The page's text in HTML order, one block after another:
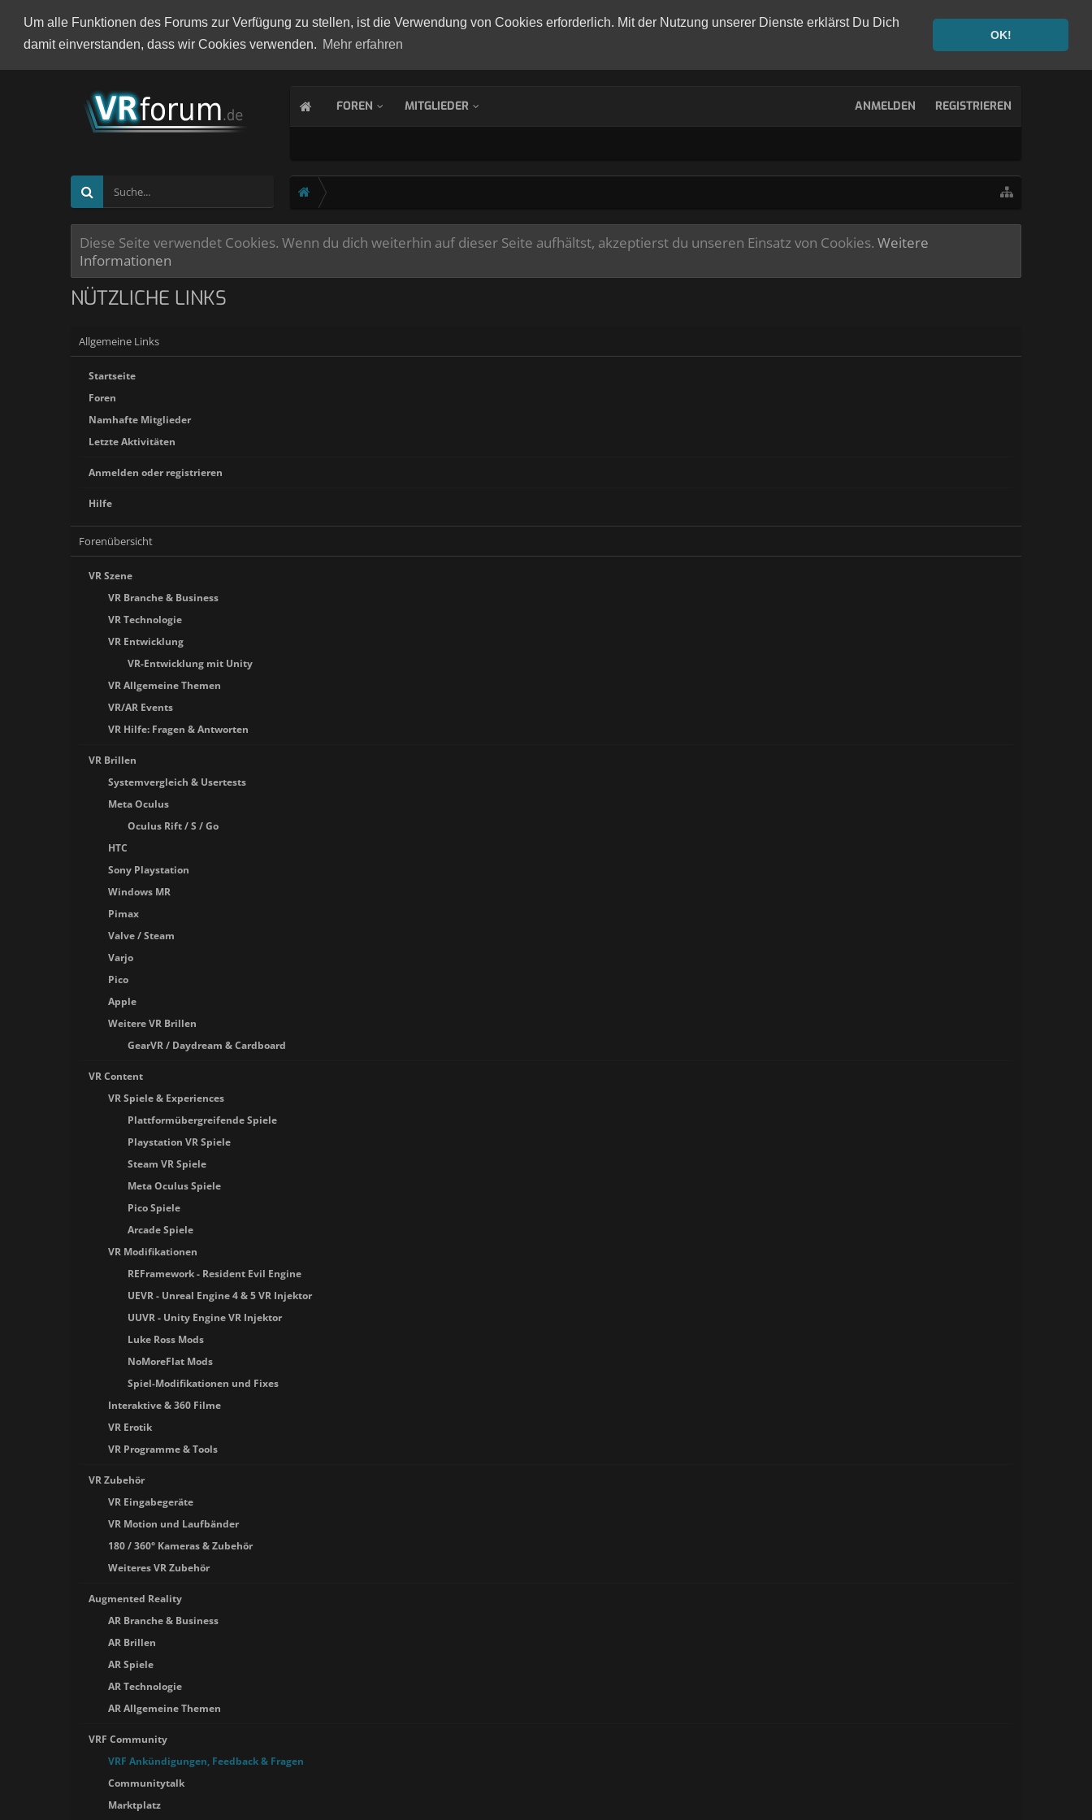
Um alle Funktionen des Forums zur Verfügung zu stellen, ist die Verwendung von Cookies erforderlich. Mit der Nutzung unserer Dienste erklärst Du Dich
damit einverstanden, dass wir Cookies verwenden. Mehr erfahren
OK!
FOREN MITGLIEDER ANMELDEN REGISTRIEREN
Diese Seite verwendet Cookies. Wenn du dich weiterhin auf dieser Seite aufhältst, akzeptierst du unseren Einsatz von Cookies. Weitere
Informationen
NÜTZLICHE LINKS
Allgemeine Links
Startseite
Foren
Namhafte Mitglieder
Letzte Aktivitäten
Anmelden oder registrieren
Hilfe
Forenübersicht
VR Szene
VR Branche & Business
VR Technologie
VR Entwicklung
VR-Entwicklung mit Unity
VR Allgemeine Themen
VR/AR Events
VR Hilfe: Fragen & Antworten
VR Brillen
Systemvergleich & Usertests
Meta Oculus
Oculus Rift / S / Go
HTC
Sony Playstation
Windows MR
Pimax
Valve / Steam
Varjo
Pico
Apple
Weitere VR Brillen
GearVR / Daydream & Cardboard
VR Content
VR Spiele & Experiences
Plattformübergreifende Spiele
Playstation VR Spiele
Steam VR Spiele
Meta Oculus Spiele
Pico Spiele
Arcade Spiele
VR Modifikationen
REFramework - Resident Evil Engine
UEVR - Unreal Engine 4 & 5 VR Injektor
UUVR - Unity Engine VR Injektor
Luke Ross Mods
NoMoreFlat Mods
Spiel-Modifikationen und Fixes
Interaktive & 360 Filme
VR Erotik
VR Programme & Tools
VR Zubehör
VR Eingabegeräte
VR Motion und Laufbänder
180 / 360° Kameras & Zubehör
Weiteres VR Zubehör
Augmented Reality
AR Branche & Business
AR Brillen
AR Spiele
AR Technologie
AR Allgemeine Themen
VRF Community
VRF Ankündigungen, Feedback & Fragen
Communitytalk
Marktplatz